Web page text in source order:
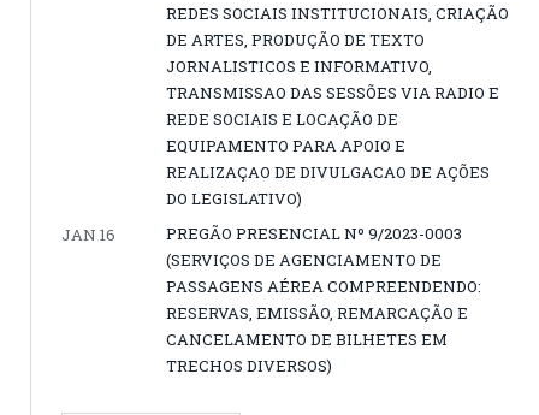
REDES SOCIAIS INSTITUCIONAIS, CRIAÇÃO
DE ARTES, PRODUÇÃO DE TEXTO
JORNALISTICOS E INFORMATIVO,
TRANSMISSAO DAS SESSÕES VIA RADIO E
REDE SOCIAIS E LOCAÇÃO DE
EQUIPAMENTO PARA APOIO E
REALIZAÇAO DE DIVULGACAO DE AÇÕES
DO LEGISLATIVO)
JAN 16
PREGÃO PRESENCIAL Nº 9/2023-0003
(SERVIÇOS DE AGENCIAMENTO DE
PASSAGENS AÉREA COMPREENDENDO:
RESERVAS, EMISSÃO, REMARCAÇÃO E
CANCELAMENTO DE BILHETES EM
TRECHOS DIVERSOS)